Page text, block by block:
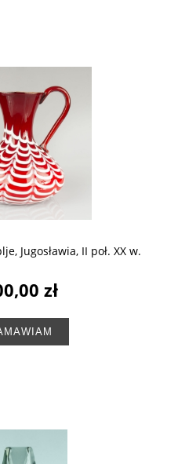
Jugosławia, II poł. XX w.
zł